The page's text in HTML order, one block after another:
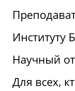
Институту
Научный
Для всех,